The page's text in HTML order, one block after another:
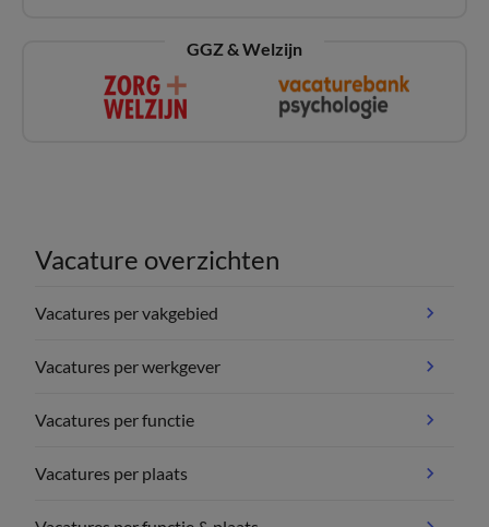
GGZ & Welzijn
Vacature overzichten
Vacatures per vakgebied
Vacatures per werkgever
Vacatures per functie
Vacatures per plaats